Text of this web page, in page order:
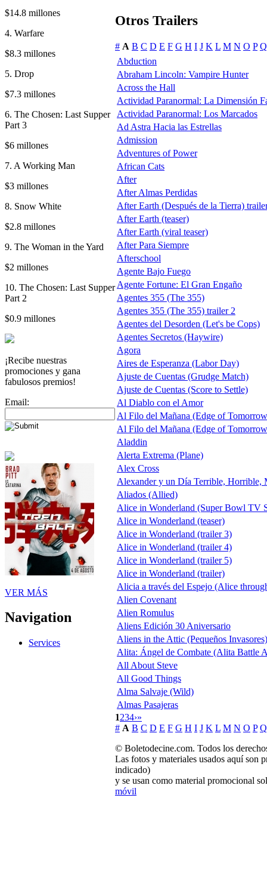
$14.8 millones
4. Warfare
$8.3 millones
5. Drop
$7.3 millones
6. The Chosen: Last Supper
Part 3
$6 millones
7. A Working Man
$3 millones
8. Snow White
$2.8 millones
9. The Woman in the Yard
$2 millones
10. The Chosen: Last Supper
Part 2
$0.9 millones
¡Recibe nuestras
promociones y gana
fabulosos premios!
Email:
VER MÁS
Navigation
Services
Otros Trailers
# A B C D E F G H I J K L M N O P Q
Abduction
Abraham Lincoln: Vampire Hunter
Across the Hall
Actividad Paranormal: La Dimensión
Actividad Paranormal: Los Marcados
Ad Astra Hacia las Estrellas
Admission
Adventures of Power
African Cats
After
After Almas Perdidas
After Earth (Después de la Tierra)
After Earth (teaser)
After Earth (viral teaser)
After Para Siempre
Afterschool
Agente Bajo Fuego
Agente Fortune: El Gran Engaño
Agentes 355 (The 355)
Agentes 355 (The 355) trailer 2
Agentes del Desorden (Let's be Cops)
Agentes Secretos (Haywire)
Agora
Aires de Esperanza (Labor Day)
Ajuste de Cuentas (Grudge Match)
Ajuste de Cuentas (Score to Settle)
Al Diablo con el Amor
Al Filo del Mañana (Edge of
Al Filo del Mañana (Edge of
Aladdin
Alerta Extrema (Plane)
Alex Cross
Alexander y un Día Terrible, Horrible,
Aliados (Allied)
Alice in Wonderland (Super Bowl TV
Alice in Wonderland (teaser)
Alice in Wonderland (trailer 3)
Alice in Wonderland (trailer 4)
Alice in Wonderland (trailer 5)
Alice in Wonderland (trailer)
Alicia a través del Espejo (Alice
Alien Covenant
Alien Romulus
Aliens Edición 30 Aniversario
Aliens in the Attic (Pequeños Invasores)
Alita: Ángel de Combate (Alita Battle
All About Steve
All Good Things
Alma Salvaje (Wild)
Almas Pasajeras
1234›»
# A B C D E F G H I J K L M N O P Q
© Boletodecine.com. Todos los
Las fotos y materiales usados aquí son
indicado)
y se usan como material promocional
móvil